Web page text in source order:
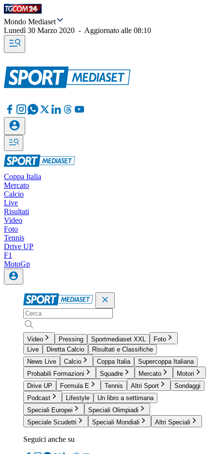
Mondo Mediaset
Lunedì 30 Marzo 2020 - Aggiornato alle 08:10
Coppa Italia
Mercato
Calcio
Live
Risultati
Video
Foto
Tennis
Drive UP
F1
MotoGp
Video Pressing Sportmediaset XXL
Foto
Live
Diretta Calcio
Risultati e Classifiche
News Live
Calcio Coppa Italia
Supercoppa Italiana
Probabili Formazioni
Squadre Mercato
Motori
Drive UP
Formula E Tennis Altri Sport
Sondaggi
Podcast
Lifestyle
Un libro a settimana
Speciali Europei
Speciali Olimpiadi
Speciale Scudetti
Speciali Mondiali Altri Speciali
Seguici anche su